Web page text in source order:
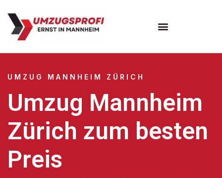
UMZUG MANNHEIM ZÜRICH
Umzug Mannheim
Zürich zum besten
Preis